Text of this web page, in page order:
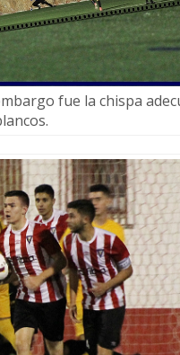
fue la chispa